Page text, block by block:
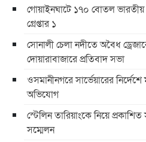
গোয়াইনঘাটে ১৭০ বোতল
গ্রেপ্তার ১
সোনালী চেলা নদীতে অবৈধ
দোয়ারাবাজারে প্রতিবাদ সভা
ওসমানীনগরে সার্ভেয়ারের
অভিযোগ
স্টেলিন তারিয়াংকে নিয়ে
সম্মেলন